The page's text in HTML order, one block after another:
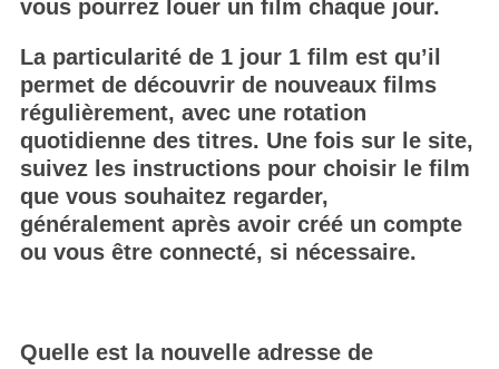
vous pourrez louer un film chaque jour.
La particularité de 1 jour 1 film est qu’il
permet de découvrir de nouveaux films
régulièrement, avec une rotation
quotidienne des titres. Une fois sur le site,
suivez les instructions pour choisir le film
que vous souhaitez regarder,
généralement après avoir créé un compte
ou vous être connecté, si nécessaire.
Quelle est la nouvelle adresse de
f
r
: